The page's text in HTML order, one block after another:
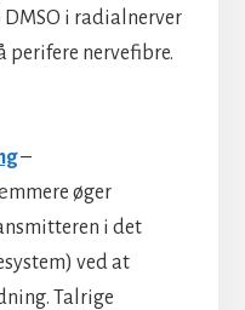
DMSO i radialnerver
perifere nervefibre.
–
øger
i det
ved at
Talrige